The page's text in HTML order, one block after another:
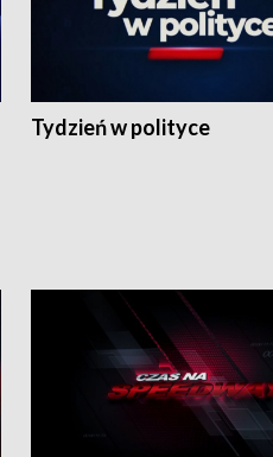
Tydzień w polityce